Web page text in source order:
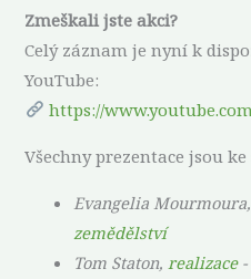
Zmeškali jste akci?
Celý záznam je nyní k
YouTube:
https://
Všechny prezentace jsou
Evangelia
zemědělství
Tom Staton, realizace-